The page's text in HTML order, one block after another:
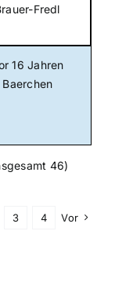
Fredl
16 Jahren
Baerchen
46)
3 4 Vor